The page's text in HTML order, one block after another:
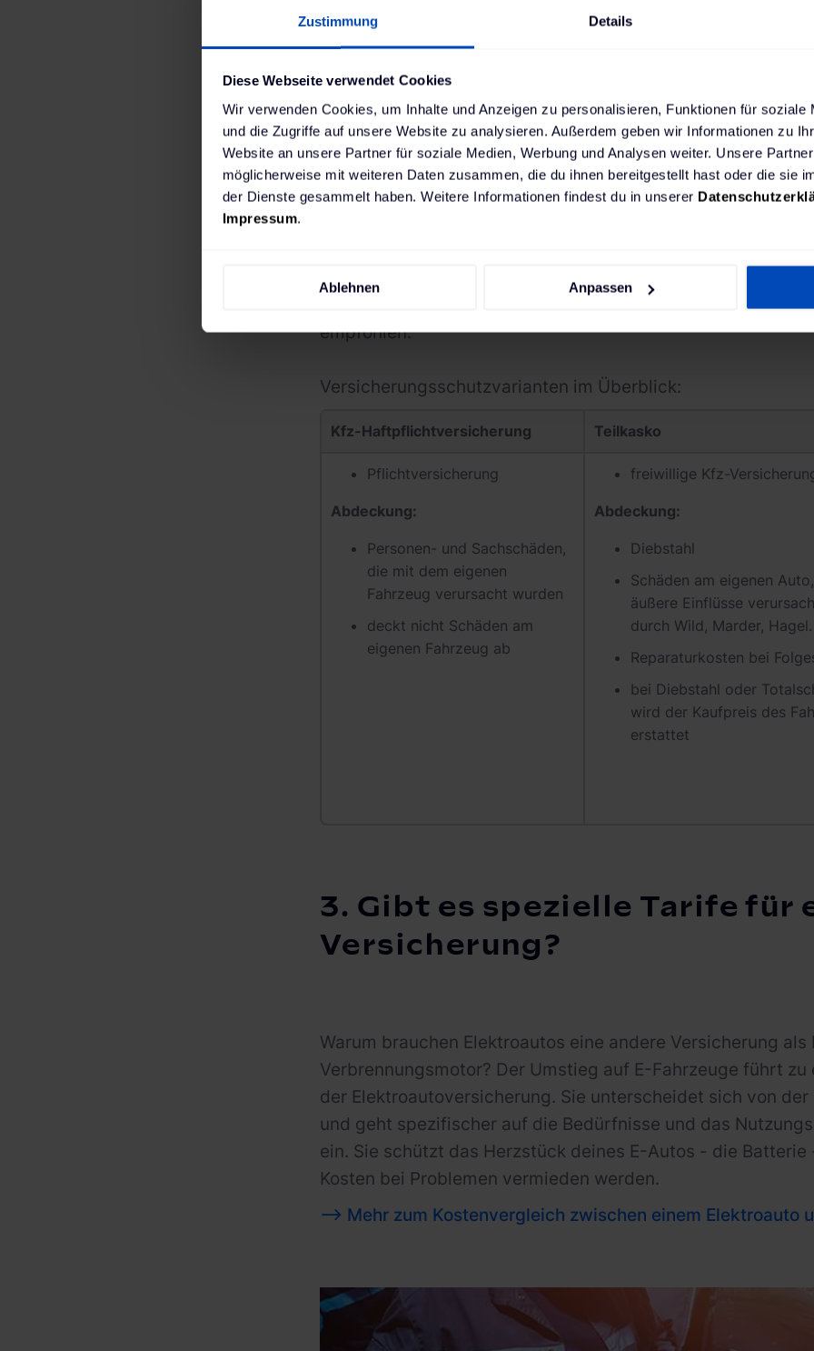
Zustimmung Details
Diese Webseite verwendet Cookies
Wir verwenden Cookies, um Inhalte und Anzeigen zu personalisieren, Funktionen für soziale
und die Zugriffe auf unsere Website zu analysieren. Außerdem geben wir Informationen zu
Website an unsere Partner für soziale Medien, Werbung und Analysen weiter. Unsere
möglicherweise mit weiteren Daten zusammen, die du ihnen bereitgestellt hast oder die sie
der Dienste gesammelt haben. Weitere Informationen findest du in unserer
Impressum.
Ablehnen Anpassen
2. Worauf muss ich bei einer
Versicherung achten?
Jedes Fahrzeug in Deutschland braucht eineKfz-
werden. (Die Kfz-Haftpflichtversicherung ist somit die
Versicherung für dein Auto.) Doch wann lohnt sich eine
In der Regel wird für ein neues oder bis zu fünf Jahre altes
Vollkaskoversicherungoder
empfohlen.
Versicherungsschutzvarianten im Überblick:
Kfz-Haftpflichtversicherung Teilkasko
Pflichtversicherung
Abdeckung:
Personen- und Sachschäden,
die mit dem eigenen
Fahrzeug verursacht wurden
deckt nicht Schäden am
eigenen Fahrzeug ab
freiwillige Kfz-
Abdeckung:
Diebstahl
Schäden am eigenen
äußere Einflüsse
durch Wild, Marder, Hagel.
Reparaturkosten bei
bei Diebstahl oder
wird der Kaufpreis des
erstattet
3. Gibt es spezielle Tarife für
Versicherung?
Warum brauchen Elektroautos eine andere Versicherung als
Verbrennungsmotor? Der Umstieg auf E-Fahrzeuge führt
der Elektroautoversicherung. Sie unterscheidet sich von
und geht spezifischer auf die Bedürfnisse und das
ein. Sie schützt das Herzstück deines E-Autos - die
Kosten bei Problemen vermieden werden.
--> Mehr zum Kostenvergleich zwischen einem Elektroauto